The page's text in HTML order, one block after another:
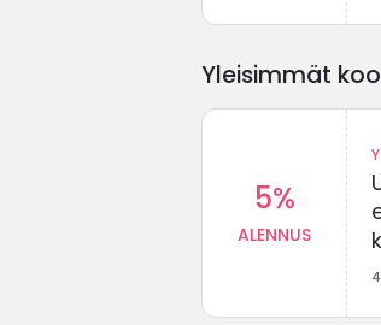
Yleisimmät
5%
ALENNUS